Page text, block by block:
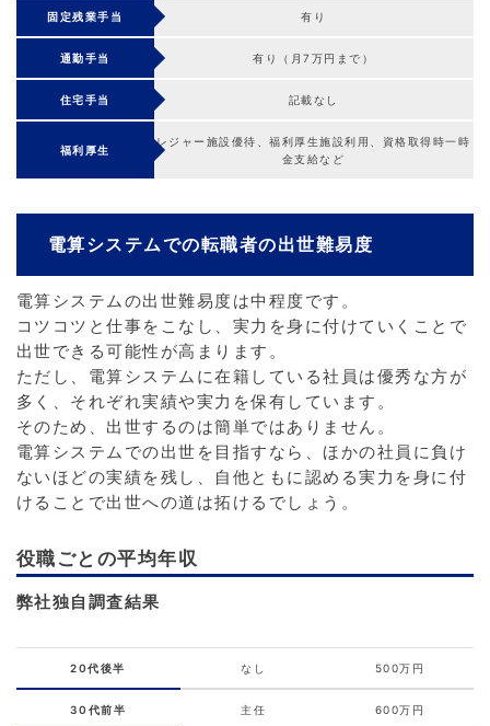
固定残業手当 有り
通勤手当 有り（月7万円まで）
住宅手当 記載なし
福利厚生
レジャー施設優待、福利厚生施設利用、資格取得時一時
金支給など
電算システムでの転職者の出世難易度
電算システムの出世難易度は中程度です。
コツコツと仕事をこなし、実力を身に付けていくことで
出世できる可能性が高まります。
ただし、電算システムに在籍している社員は優秀な方が
多く、それぞれ実績や実力を保有しています。
そのため、出世するのは簡単ではありません。
電算システムでの出世を目指すなら、ほかの社員に負け
ないほどの実績を残し、自他ともに認める実力を身に付
けることで出世への道は拓けるでしょう。
役職ごとの平均年収
弊社独自調査結果
20代後半 なし 500万円
30代前半 主任 600万円